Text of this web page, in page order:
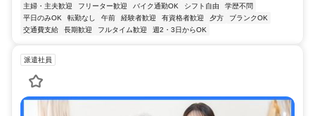
主婦・主夫歓迎
フリーター歓迎 バイク通勤OK シフト自由
学歴不問
平日のみOK
転勤なし 午前 経験者歓迎 有資格者歓迎 夕方
ブランクOK
交通費支給
長期歓迎 フルタイム歓迎 週2・3日からOK
派遣社員